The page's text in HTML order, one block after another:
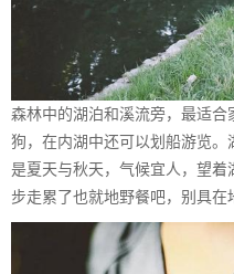
森林中的湖泊和溪流旁，最适
狗，在内湖中还可以划船游览。
是夏天与秋天，气候宜人，望
步走累了也就地野餐吧，别具在